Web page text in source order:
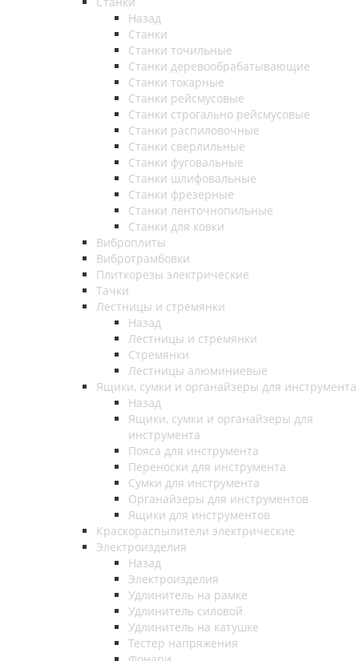
Назад
Станки
Станки точильные
Станки деревообрабатывающие
Станки токарные
Станки рейсмусовые
Станки строгально рейсмусовые
Станки распиловочные
Станки сверлильные
Станки фуговальные
Станки шлифовальные
Станки фрезерные
Станки ленточнопильные
Станки для ковки
Виброплиты
Вибротрамбовки
Плиткорезы электрические
Тачки
Лестницы и стремянки
Назад
Лестницы и стремянки
Стремянки
Лестницы алюминиевые
Ящики, сумки и органайзеры для инструмента
Назад
Ящики, сумки и органайзеры для
инструмента
Пояса для инструмента
Переноски для инструмента
Сумки для инструмента
Органайзеры для инструментов
Ящики для инструментов
Краскораспылители электрические
Электроизделия
Назад
Электроизделия
Удлинитель на рамке
Удлинитель силовой
Удлинитель на катушке
Тестер напряжения